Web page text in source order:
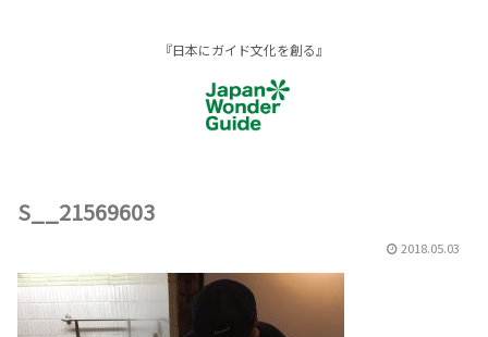
『日本にガイド文化を創る』
S__21569603
2018.05.03